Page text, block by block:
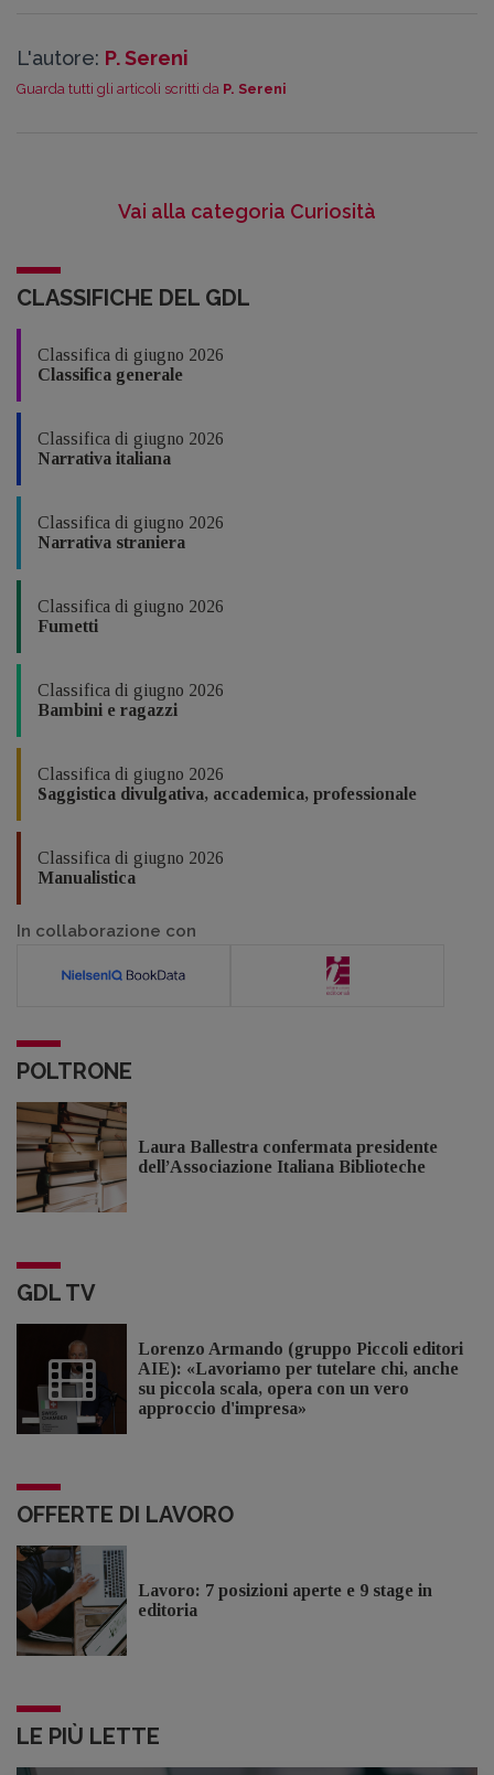
L'autore: P. Sereni
Guarda tutti gli articoli scritti da P. Sereni
Vai alla categoria Curiosità
CLASSIFICHE DEL GDL
Classifica di giugno 2026
Classifica generale
Classifica di giugno 2026
Narrativa italiana
Classifica di giugno 2026
Narrativa straniera
Classifica di giugno 2026
Fumetti
Classifica di giugno 2026
Bambini e ragazzi
Classifica di giugno 2026
Saggistica divulgativa, accademica, professionale
Classifica di giugno 2026
Manualistica
In collaborazione con
POLTRONE
Laura Ballestra confermata presidente
dell’Associazione Italiana Biblioteche
GDL TV
Lorenzo Armando (gruppo Piccoli editori
AIE): «Lavoriamo per tutelare chi, anche
su piccola scala, opera con un vero
approccio d'impresa»
OFFERTE DI LAVORO
Lavoro: 7 posizioni aperte e 9 stage in
editoria
LE PIÙ LETTE